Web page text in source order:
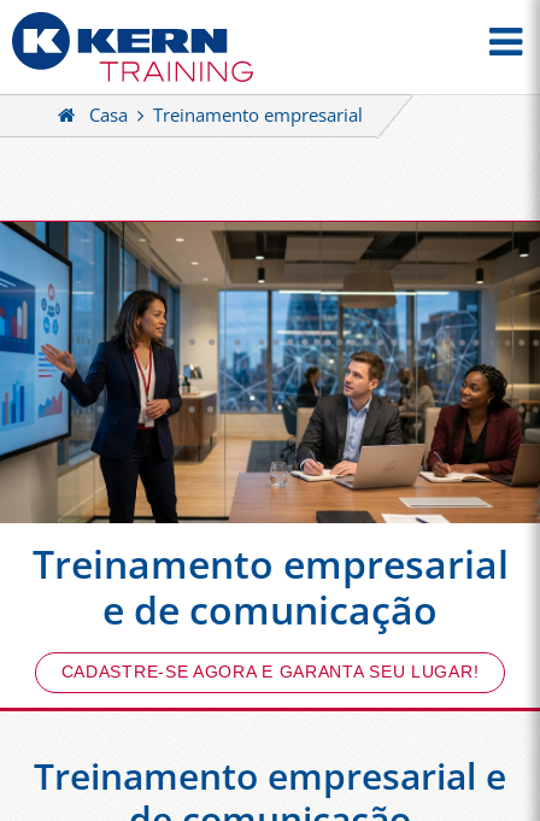
Casa Treinamento empresarial
Treinamento empresarial
e de comunicação
CADASTRE-SE AGORA E GARANTA SEU LUGAR!
Treinamento empresarial e